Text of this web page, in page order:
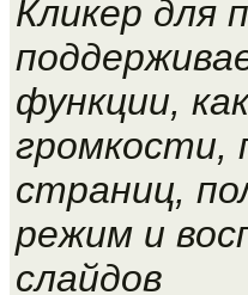
Кликер для
функции,
громкости,
страниц,
режим и
слайдов